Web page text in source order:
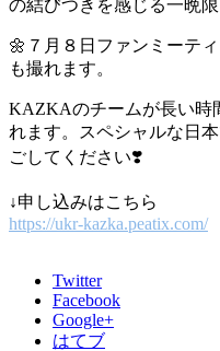
の結びつきを感じる一晩
🌼７月８日ファンミーテ
も撮れます。
KAZKAのチームが長い時
れます。スペシャルな日
ごしてください❣️
↓申し込みはこちら
https://ukr-kazka.peatix.com/
Twitter
Facebook
Google+
はてブ